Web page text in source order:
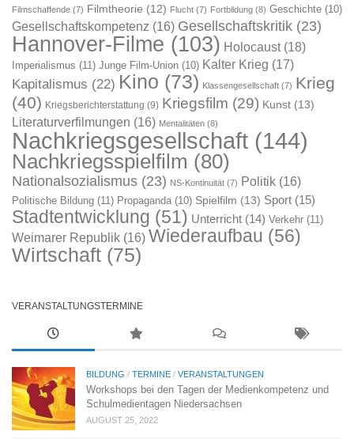
Filmschaffende (7) Filmtheorie (12) Flucht (7) Fortbildung (8) Geschichte (10)
Gesellschaftskompetenz (16) Gesellschaftskritik (23)
Hannover-Filme (103) Holocaust(18)
Imperialismus (11) Junge Film-Union (10) Kalter Krieg (17)
Kapitalismus (22) Kino (73) Klassengesellschaft (7) Krieg
(40) Kriegsberichterstattung (9) Kriegsfilm (29) Kunst (13)
Literaturverfilmungen (16) Mentalitäten (8)
Nachkriegsgesellschaft (144)
Nachkriegsspielfilm (80)
Nationalsozialismus (23) NS-Kontinuität (7) Politik (16)
Politische Bildung (11) Propaganda (10) Spielfilm (13) Sport (15)
Stadtentwicklung (51) Unterricht (14) Verkehr (11)
Weimarer Republik (16) Wiederaufbau (56)
Wirtschaft (75)
VERANSTALTUNGSTERMINE
BILDUNG / TERMINE / VERANSTALTUNGEN
Workshops bei den Tagen der Medienkompetenz und
Schulmedientagen Niedersachsen
AUGUST 25, 2022